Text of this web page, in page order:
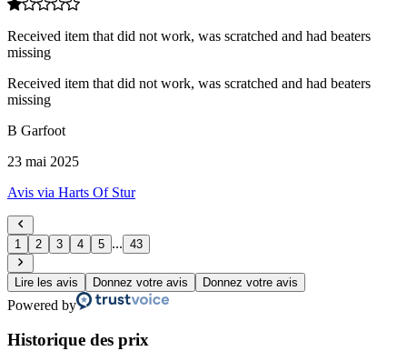
Received item that did not work, was scratched and had beaters
missing
Received item that did not work, was scratched and had beaters
missing
B Garfoot
23 mai 2025
Avis via Harts Of Stur
1 2 3 4 5 ... 43
Lire les avis Donnez votre avis Donnez votre avis
Powered by
Historique des prix